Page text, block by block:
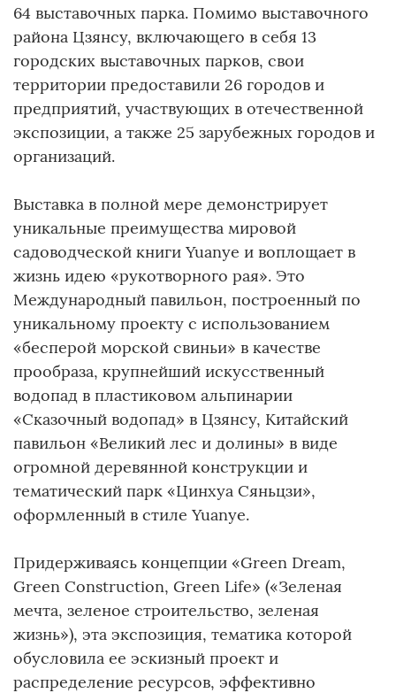
64 выставочных парка. Помимо выставочного
района Цзянсу, включающего в себя 13
городских выставочных парков, свои
территории предоставили 26 городов и
предприятий, участвующих в отечественной
экспозиции, а также 25 зарубежных городов и
организаций.
Выставка в полной мере демонстрирует
уникальные преимущества мировой
садоводческой книги Yuanye и воплощает в
жизнь идею «рукотворного рая». Это
Международный павильон, построенный по
уникальному проекту с использованием
«бесперой морской свиньи» в качестве
прообраза, крупнейший искусственный
водопад в пластиковом альпинарии
«Сказочный водопад» в Цзянсу, Китайский
павильон «Великий лес и долины» в виде
огромной деревянной конструкции и
тематический парк «Цинхуа Сяньцзи»,
оформленный в стиле Yuanye.
Придерживаясь концепции «Green Dream,
Green Construction, Green Life» («Зеленая
мечта, зеленое строительство, зеленая
жизнь»), эта экспозиция, тематика которой
обусловила ее эскизный проект и
распределение ресурсов, эффективно